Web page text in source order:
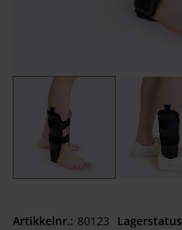
Lagerstatus
Artikkelnr. 801230050